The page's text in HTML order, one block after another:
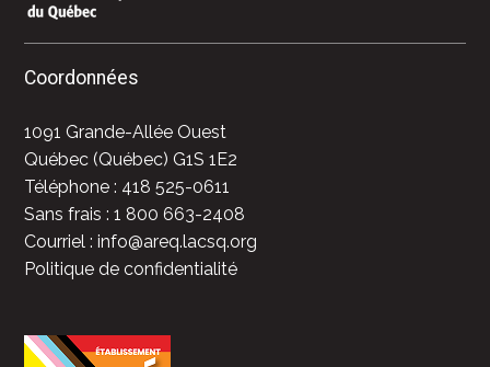
Coordonnées
1091 Grande-Allée Ouest
Québec (Québec) G1S 1E2
Téléphone : 418 525-0611
Sans frais : 1 800 663-2408
Courriel : info@areq.lacsq.org
Politique de confidentialité